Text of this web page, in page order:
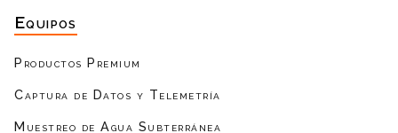
Equipos
Productos Premium
Captura de Datos y Telemetría
Muestreo de Agua Subterránea